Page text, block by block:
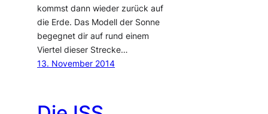
kommst dann wieder zurück auf
die Erde. Das Modell der Sonne
begegnet dir auf rund einem
Viertel dieser Strecke…
13. November 2014